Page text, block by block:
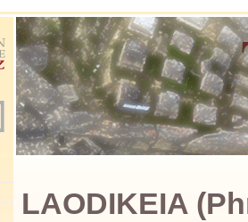
LAODIKEIA